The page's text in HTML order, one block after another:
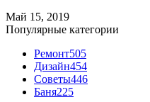
Май 15, 2019
Популярные категории
Ремонт505
Дизайн454
Советы446
Баня225